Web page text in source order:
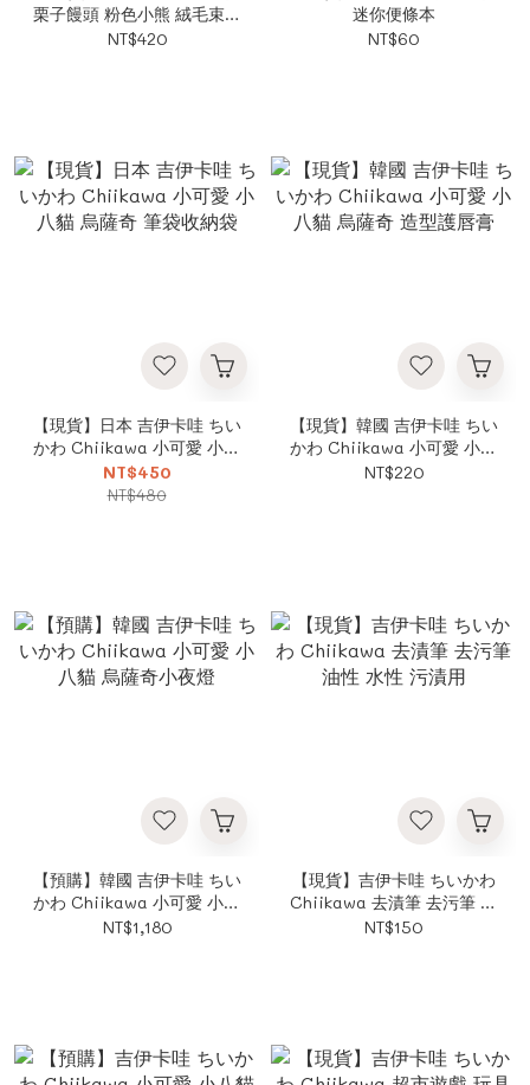
栗子饅頭 粉色小熊 絨毛束口
袋 收納袋
NT$420
迷你便條本
NT$60
【現貨】日本 吉伊卡哇 ちい
かわ Chiikawa 小可愛 小八
貓 烏薩奇 筆袋收納袋
NT$450
NT$480
【現貨】韓國 吉伊卡哇 ちい
かわ Chiikawa 小可愛 小八
貓 烏薩奇 造型護唇膏
NT$220
【預購】韓國 吉伊卡哇 ちい
かわ Chiikawa 小可愛 小八
貓 烏薩奇小夜燈
NT$1,180
【現貨】吉伊卡哇 ちいかわ
Chiikawa 去漬筆 去污筆 油
性 水性 污漬用
NT$150